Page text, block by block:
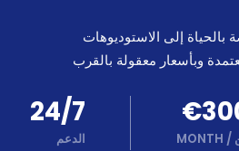
إلى الاستوديوهات
وبأسعار معقولة بالقرب
/
MONTH
24/7
الدعم